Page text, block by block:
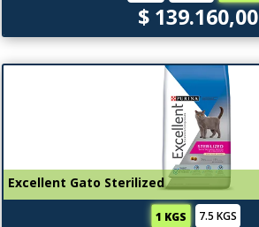
$ 139.160,00
Excellent Gato Sterilized
1 KGS 7.5 KGS